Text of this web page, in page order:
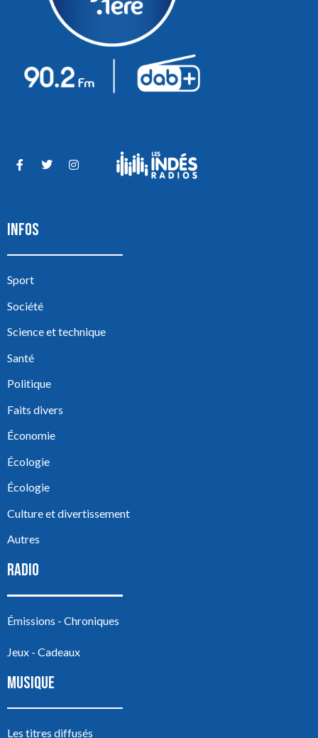
INFOS
Sport
Société
Science et technique
Santé
Politique
Faits divers
Économie
Écologie
Écologie
Culture et divertissement
Autres
RADIO
Émissions - Chroniques
Jeux - Cadeaux
MUSIQUE
Les titres diffusés